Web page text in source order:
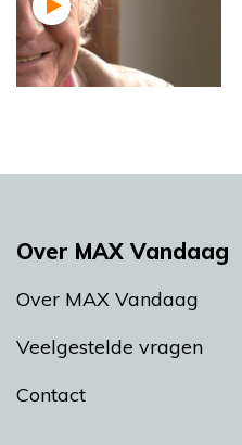
Over MAX Vandaag
Over MAX Vandaag
Veelgestelde vragen
Contact